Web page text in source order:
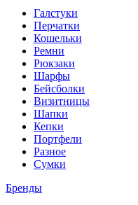
Галстуки
Перчатки
Кошельки
Ремни
Рюкзаки
Шарфы
Бейсболки
Визитницы
Шапки
Кепки
Портфели
Разное
Сумки
Бренды